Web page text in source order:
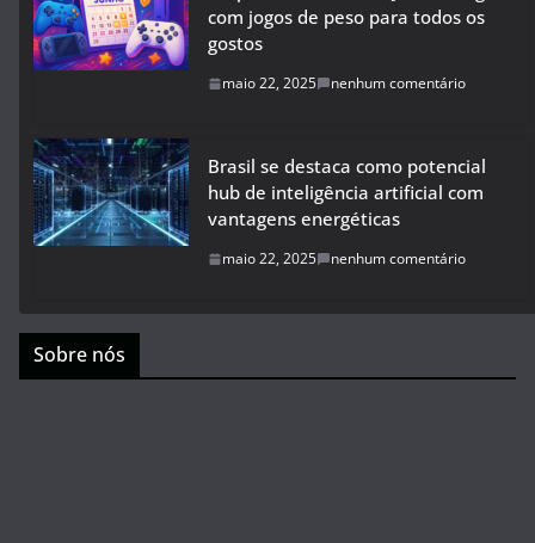
com jogos de peso para todos os
gostos
maio 22, 2025 nenhum comentário
Brasil se destaca como potencial
hub de inteligência artificial com
vantagens energéticas
maio 22, 2025 nenhum comentário
Sobre nós